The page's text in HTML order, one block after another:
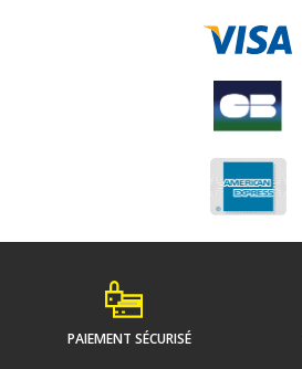
PAIEMENT SÉCURISÉ